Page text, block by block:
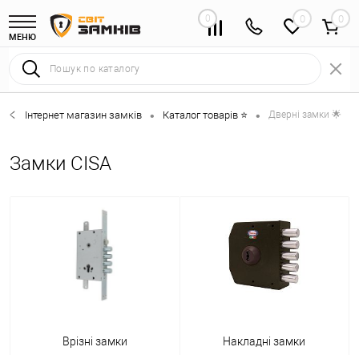
МЕНЮ
0 0
Інтернет магазин замків • Каталог товарів ⭐ • Дверні замки 🌟
Замки CISA
Врізні замки Накладні замки